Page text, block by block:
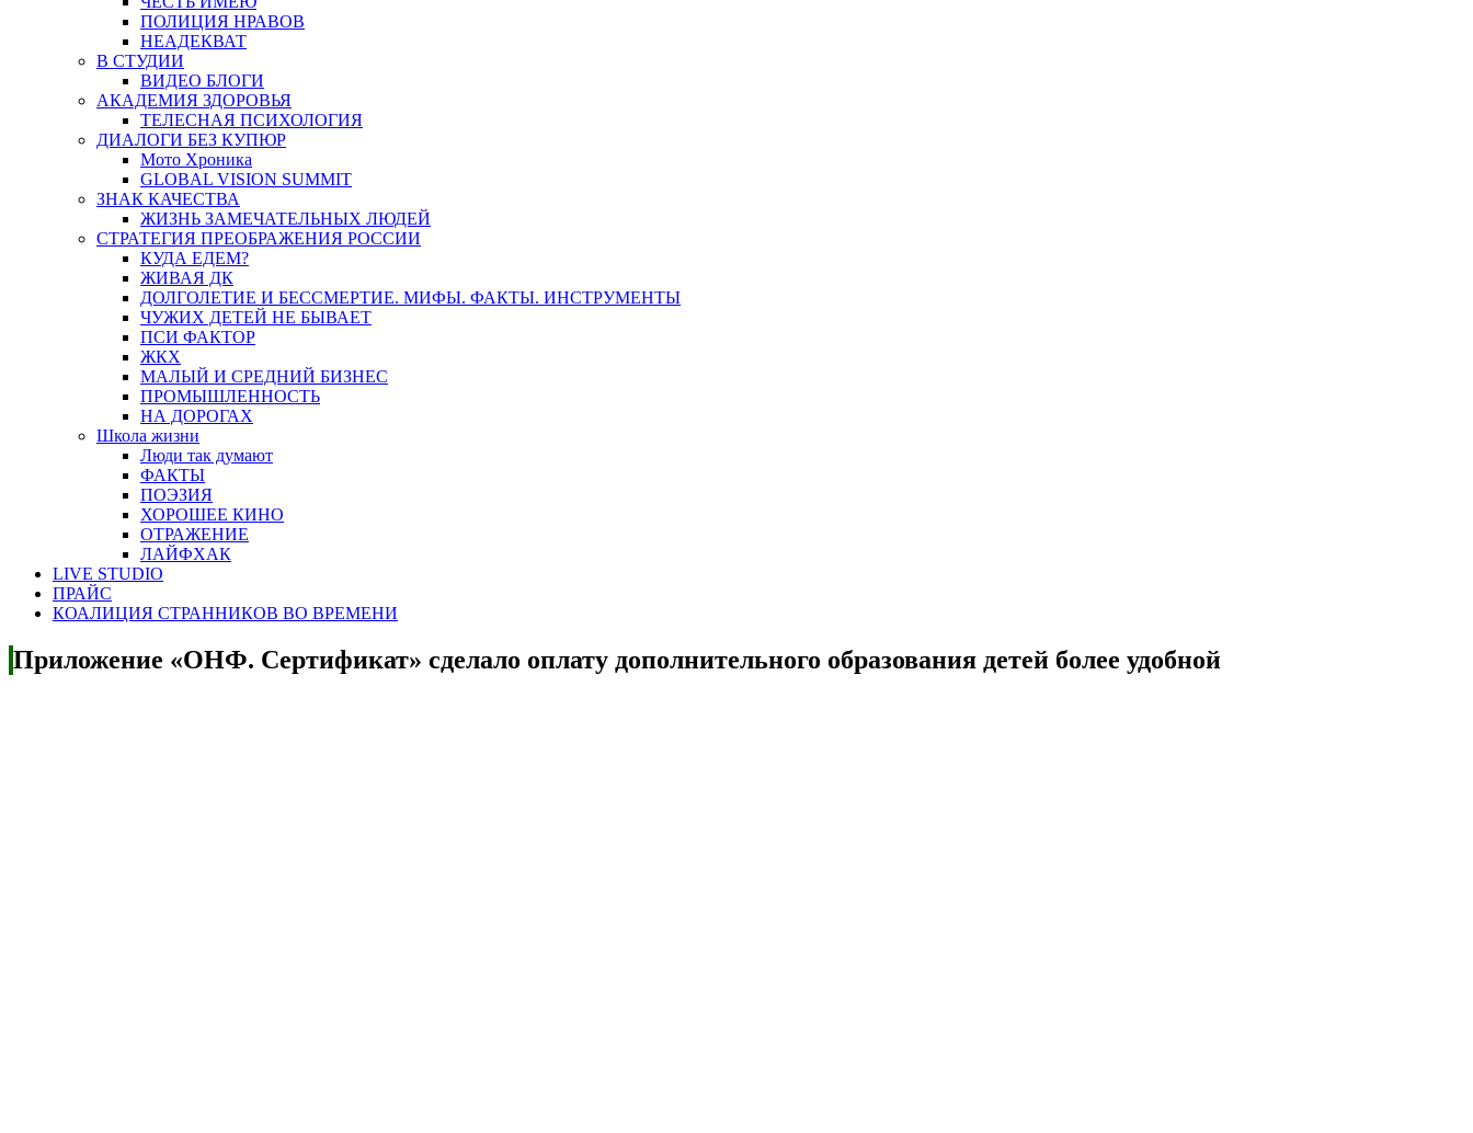
ПОЛИЦИЯ НРАВОВ
НЕАДЕКВАТ
В СТУДИИ
ВИДЕО БЛОГИ
АКАДЕМИЯ ЗДОРОВЬЯ
ТЕЛЕСНАЯ ПСИХОЛОГИЯ
ДИАЛОГИ БЕЗ КУПЮР
Мото Хроника
GLOBAL VISION SUMMIT
ЗНАК КАЧЕСТВА
ЖИЗНЬ ЗАМЕЧАТЕЛЬНЫХ ЛЮДЕЙ
СТРАТЕГИЯ ПРЕОБРАЖЕНИЯ РОССИИ
КУДА ЕДЕМ?
ЖИВАЯ ДК
ДОЛГОЛЕТИЕ И БЕССМЕРТИЕ. МИФЫ. ФАКТЫ. ИНСТРУМЕНТЫ
ЧУЖИХ ДЕТЕЙ НЕ БЫВАЕТ
ПСИ ФАКТОР
ЖКХ
МАЛЫЙ И СРЕДНИЙ БИЗНЕС
ПРОМЫШЛЕННОСТЬ
НА ДОРОГАХ
Школа жизни
Люди так думают
ФАКТЫ
ПОЭЗИЯ
ХОРОШЕЕ КИНО
ОТРАЖЕНИЕ
ЛАЙФХАК
LIVE STUDIO
ПРАЙС
КОАЛИЦИЯ СТРАННИКОВ ВО ВРЕМЕНИ
Приложение «ОНФ. Сертификат» сделало оплату дополнительного образования детей более удобной